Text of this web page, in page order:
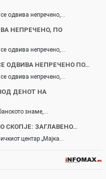
одвива непречено,…
НЕПРЕЧЕНО, ПО
одвива непречено,…
ОДВИВА НЕПРЕЧЕНО ПО…
одвива непречено,…
ДЕНОТ НА
знаме,…
СКОПЈЕ: ЗАГЛАВЕНО…
центар „Мајка…